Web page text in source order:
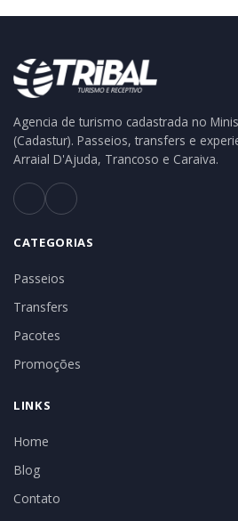
Agencia de turismo cadastrada no
(Cadastur). Passeios, transfers e
Arraial D'Ajuda, Trancoso e Caraiva.
CATEGORIAS
Passeios
Transfers
Pacotes
Promoções
LINKS
Home
Blog
Contato